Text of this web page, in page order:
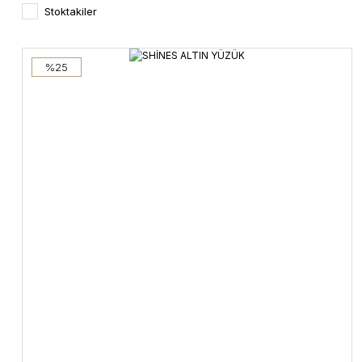
Stoktakiler
%25